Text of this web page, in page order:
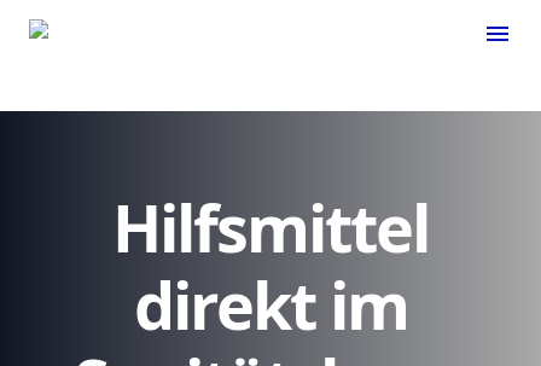
menu
Hilfsmittel
direkt im